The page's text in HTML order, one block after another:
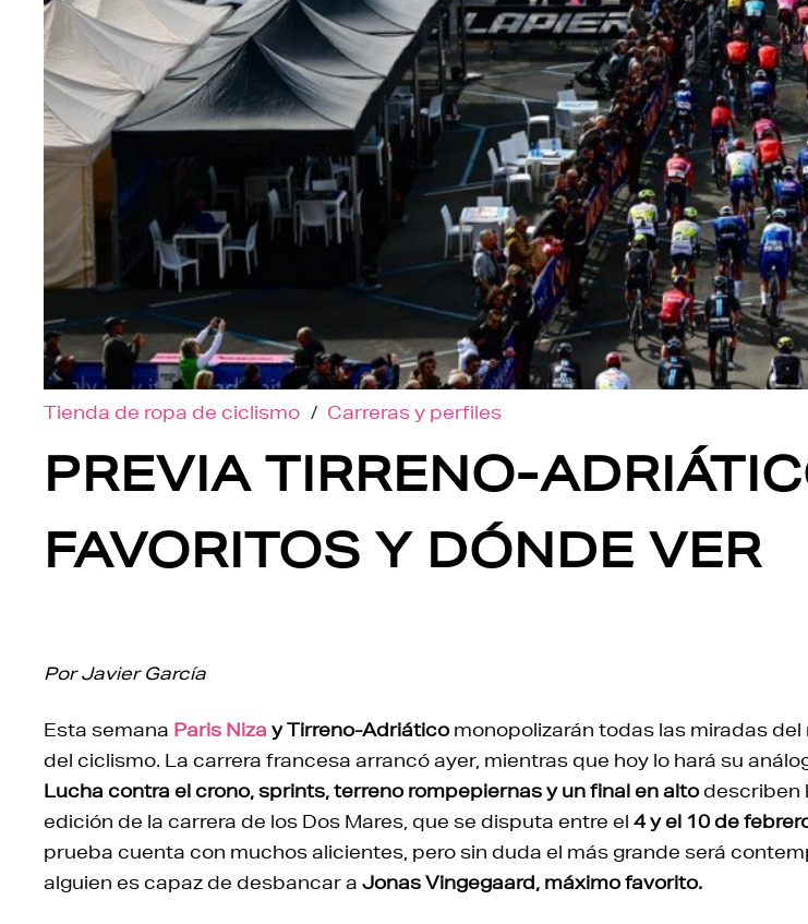
Tienda de ropa de ciclismo / Carreras y perfiles
PREVIA TIRRENO-
FAVORITOS Y DÓNDE VER
Por Javier García
Esta semana Paris Niza y Tirreno-Adriático monopolizarán todas las miradas del
del ciclismo. La carrera francesa arrancó ayer, mientras que hoy lo hará su
Lucha contra el crono, sprints, terreno rompepiernas y un final en altodescriben
edición de la carrera de los Dos Mares, que se disputa entre el 4 y el 10 de
prueba cuenta con muchos alicientes, pero sin duda el más grande será
alguien es capaz de desbancar a Jonas Vingegaard, máximo favorito.